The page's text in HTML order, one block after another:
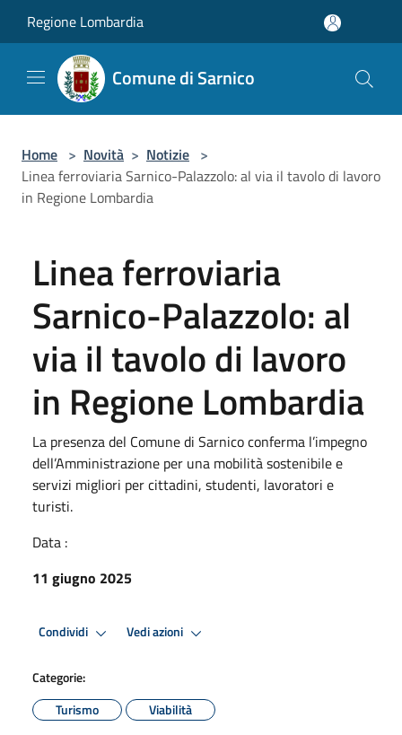
Regione Lombardia
Comune di Sarnico
Home > Novità > Notizie >
Linea ferroviaria Sarnico-Palazzolo: al via il tavolo di lavoro
in Regione Lombardia
Linea ferroviaria
Sarnico-Palazzolo: al
via il tavolo di lavoro
in Regione Lombardia
La presenza del Comune di Sarnico conferma l’impegno
dell’Amministrazione per una mobilità sostenibile e
servizi migliori per cittadini, studenti, lavoratori e
turisti.
Data :
11 giugno 2025
Condividi Vedi azioni
Categorie:
Turismo
Viabilità